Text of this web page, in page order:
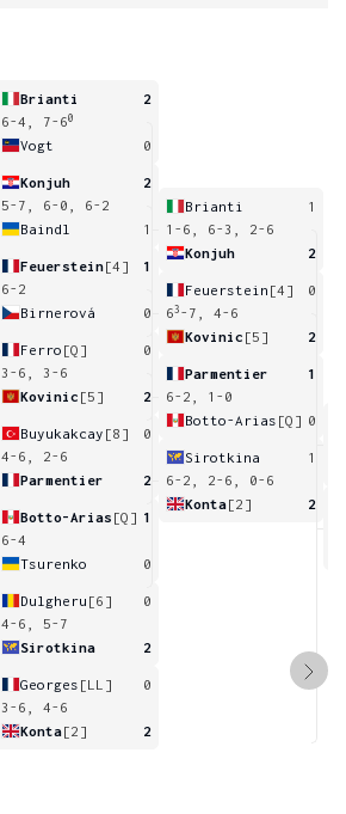
Brianti
2
6-4, 7-60
Vogt 0
Konjuh
2
5-7, 6-0, 6-2
Baindl
1
Feuerstein[4]
1
6-2
Birnerová
0
Ferro [Q]
0
3-6, 3-6
Kovinic [5] 2
Buyukakcay [8]
0
4-6, 2-6
Parmentier
2
Botto-Arias [Q] 1
6-4
Tsurenko
0
Dulgheru [6]
0
4-6, 5-7
Sirotkina
2
Georges [LL]
0
3-6, 4-6
Konta[2] 2
Brianti
1
1-6, 6-3, 2-6
Konjuh
2
Feuerstein [4]
0
63 -7, 4-6
Kovinic [5] 2
Parmentier
1
6-2, 1-0
Botto-Arias [Q] 0
Sirotkina
1
6-2, 2-6, 0-6
Konta[2] 2